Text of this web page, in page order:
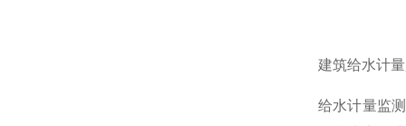
建筑给水计
给水计量监